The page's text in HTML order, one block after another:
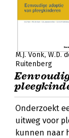
M.J. Vonk W.D.
Ruitenberg
Onderzoekt
uitweg voor
kunnen naar